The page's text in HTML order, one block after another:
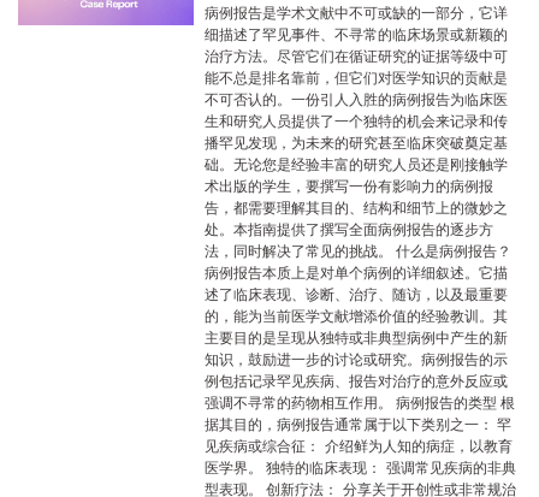
病例报告是学术文献中不可或缺的一部分，它详
细描述了罕见事件、不寻常的临床场景或新颖的
治疗方法。尽管它们在循证研究的证据等级中可
能不总是排名靠前，但它们对医学知识的贡献是
不可否认的。一份引人入胜的病例报告为临床医
生和研究人员提供了一个独特的机会来记录和传
播罕见发现，为未来的研究甚至临床突破奠定基
础。无论您是经验丰富的研究人员还是刚接触学
术出版的学生，要撰写一份有影响力的病例报
告，都需要理解其目的、结构和细节上的微妙之
处。本指南提供了撰写全面病例报告的逐步方
法，同时解决了常见的挑战。 什么是病例报告？
病例报告本质上是对单个病例的详细叙述。它描
述了临床表现、诊断、治疗、随访，以及最重要
的，能为当前医学文献增添价值的经验教训。其
主要目的是呈现从独特或非典型病例中产生的新
知识，鼓励进一步的讨论或研究。病例报告的示
例包括记录罕见疾病、报告对治疗的意外反应或
强调不寻常的药物相互作用。 病例报告的类型 根
据其目的，病例报告通常属于以下类别之一： 罕
见疾病或综合征： 介绍鲜为人知的病症，以教育
医学界。 独特的临床表现： 强调常见疾病的非典
型表现。 创新疗法： 分享关于开创性或非常规治